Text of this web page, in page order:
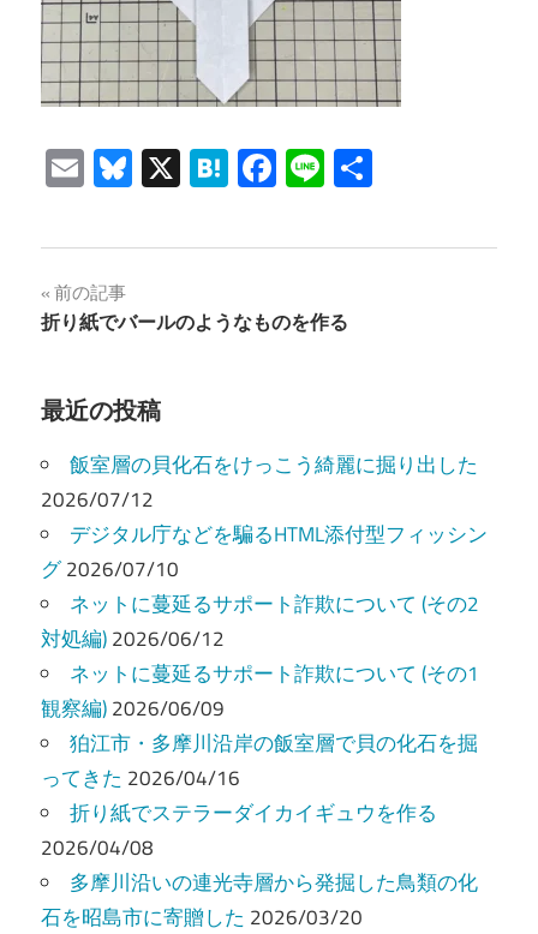
EmailBluesky
X Hatena
Facebook
Line
投
稿
ナ
ビ
ゲ
ー
シ
ョ
ン
前の記事
折り紙でバールのようなものを作る
最近の投稿
飯室層の貝化石をけっこう綺麗に掘り出した
2026/07/12
デジタル庁などを騙るHTML添付型フィッシン
グ2026/07/10
ネットに蔓延るサポート詐欺について (その2
対処編)2026/06/12
ネットに蔓延るサポート詐欺について (その1
観察編)2026/06/09
狛江市・多摩川沿岸の飯室層で貝の化石を掘
ってきた 2026/04/16
折り紙でステラーダイカイギュウを作る
2026/04/08
多摩川沿いの連光寺層から発掘した鳥類の化
石を昭島市に寄贈した 2026/03/20